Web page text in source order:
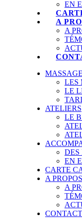
EN
A
A
LES
LE
ATELIERS
LE
DES
EN
CARTE
A PROPOS
A
CONTACT